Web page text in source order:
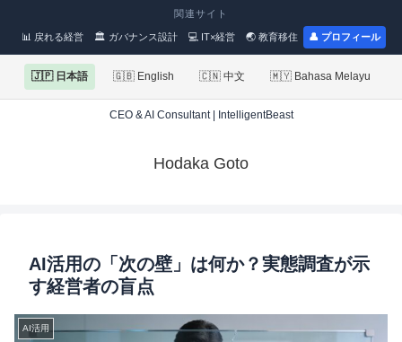
関連サイト
📊 戻れる経営 🏛 ガバナンス設計 💻 IT×経営 🌏 教育移住 👤 プロフィール
🇯🇵 日本語 🇬🇧 English 🇨🇳 中文 🇲🇾 Bahasa Melayu
CEO & AI Consultant | IntelligentBeast
Hodaka Goto
AI活用の「次の壁」は何か？実態調査が示
す経営者の盲点
AI活用